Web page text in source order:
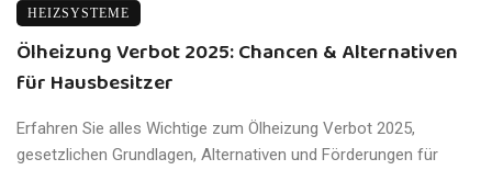
HEIZSYSTEME
Ölheizung Verbot 2025: Chancen & Alternativen
für Hausbesitzer
Erfahren Sie alles Wichtige zum Ölheizung Verbot 2025,
gesetzlichen Grundlagen, Alternativen und Förderungen für